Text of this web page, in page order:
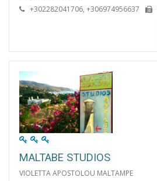
+302282041706, +306974956637
MALTABE STUDIOS
VIOLETTA APOSTOLOU MALTAMPE